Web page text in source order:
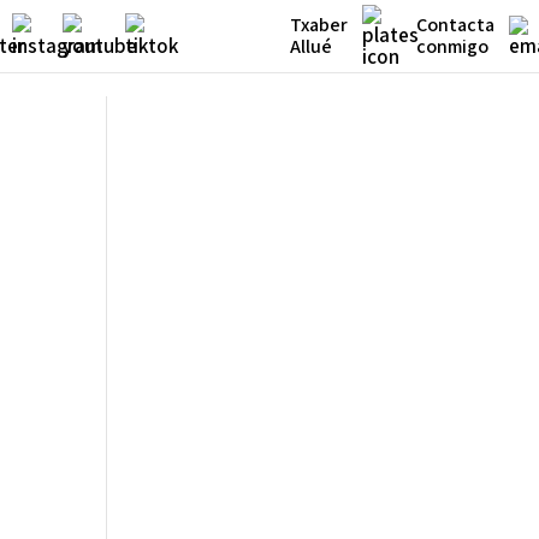
Txaber
Allué
Contacta
conmigo